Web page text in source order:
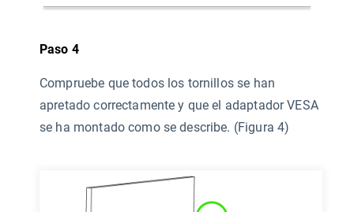
Paso 4
Compruebe que todos los tornillos se han
apretado correctamente y que el adaptador VESA
se ha montado como se describe. (Figura 4)